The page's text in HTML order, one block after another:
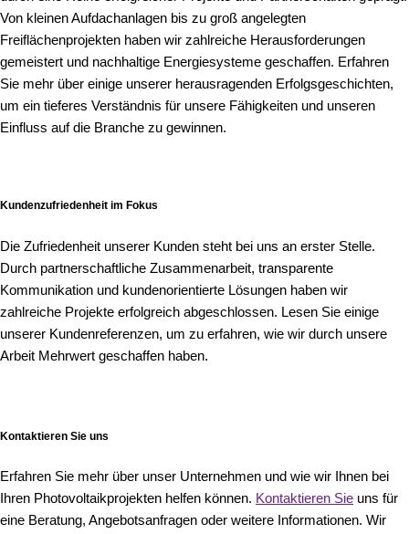
Von kleinen Aufdachanlagen bis zu groß angelegten
Freiflächenprojekten haben wir zahlreiche Herausforderungen
gemeistert und nachhaltige Energiesysteme geschaffen. Erfahren
Sie mehr über einige unserer herausragenden Erfolgsgeschichten,
um ein tieferes Verständnis für unsere Fähigkeiten und unseren
Einfluss auf die Branche zu gewinnen.
Kundenzufriedenheit im Fokus
Die Zufriedenheit unserer Kunden steht bei uns an erster Stelle.
Durch partnerschaftliche Zusammenarbeit, transparente
Kommunikation und kundenorientierte Lösungen haben wir
zahlreiche Projekte erfolgreich abgeschlossen. Lesen Sie einige
unserer Kundenreferenzen, um zu erfahren, wie wir durch unsere
Arbeit Mehrwert geschaffen haben.
Kontaktieren Sie uns
Erfahren Sie mehr über unser Unternehmen und wie wir Ihnen bei
Ihren Photovoltaikprojekten helfen können. Kontaktieren Sie uns für
eine Beratung, Angebotsanfragen oder weitere Informationen. Wir